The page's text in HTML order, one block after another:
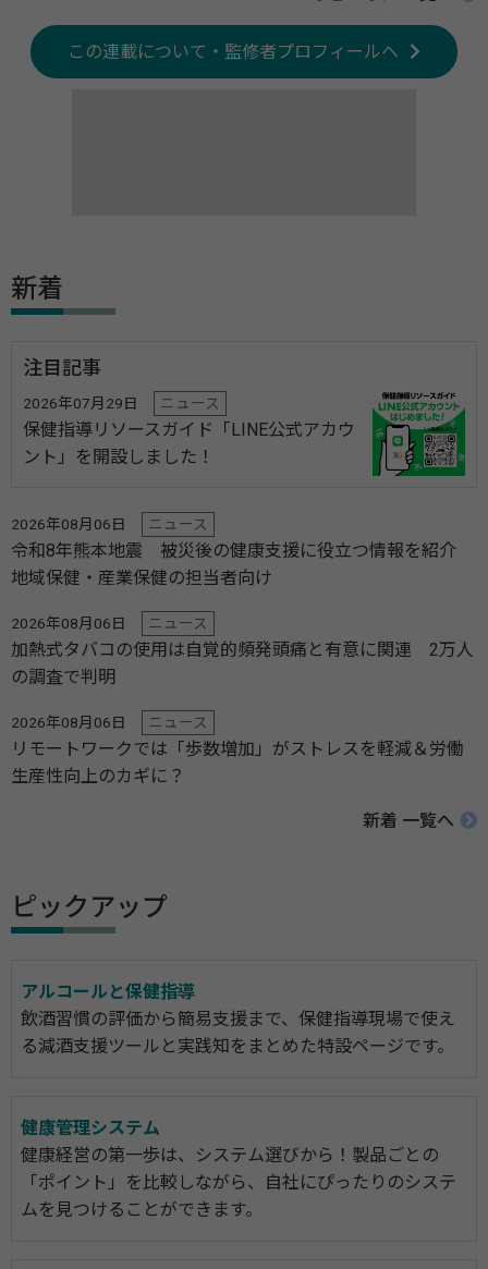
この連載について・監修者プロフィールへ
新着
注目記事
2026年07月29日 ニュース
保健指導リソースガイド「LINE公式アカウ
ント」を開設しました！
2026年08月06日 ニュース
令和8年熊本地震 被災後の健康支援に役立つ情報を紹介
地域保健・産業保健の担当者向け
2026年08月06日 ニュース
加熱式タバコの使用は自覚的頻発頭痛と有意に関連 2万人
の調査で判明
2026年08月06日 ニュース
リモートワークでは「歩数増加」がストレスを軽減＆労働
生産性向上のカギに？
新着 一覧へ
ピックアップ
アルコールと保健指導
飲酒習慣の評価から簡易支援まで、保健指導現場で使え
る減酒支援ツールと実践知をまとめた特設ページです。
健康管理システム
健康経営の第一歩は、システム選びから！製品ごとの
「ポイント」を比較しながら、自社にぴったりのシステ
ムを見つけることができます。